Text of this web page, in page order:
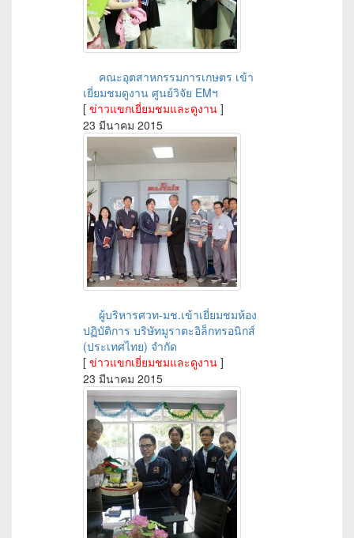
คณะอุตสาหกรรมการเกษตร เข้า
เยี่ยมชมดูงาน ศูนย์วิจัย EMฯ
[ ข่าวแขกเยี่ยมชมและดูงาน ]
23 มีนาคม 2015
ผู้บริหารศวท-มช.เข้าเยี่ยมชมห้อง
ปฏิบัติการ บริษัทมูราตะอิล็กทรอนิกส์
(ประเทศไทย) จำกัด
[ ข่าวแขกเยี่ยมชมและดูงาน ]
23 มีนาคม 2015